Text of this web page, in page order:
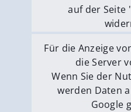
auf der Seite
Externe
Für die Anzeige
die Server
Wenn Sie der
werden Daten
Google